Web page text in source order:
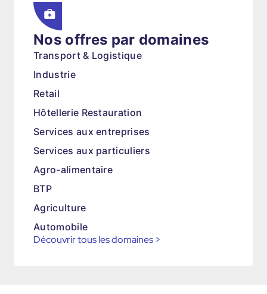
Nos offres par domaines
Transport & Logistique
Industrie
Retail
Hôtellerie Restauration
Services aux entreprises
Services aux particuliers
Agro-alimentaire
BTP
Agriculture
Automobile
Découvrir tous les domaines >